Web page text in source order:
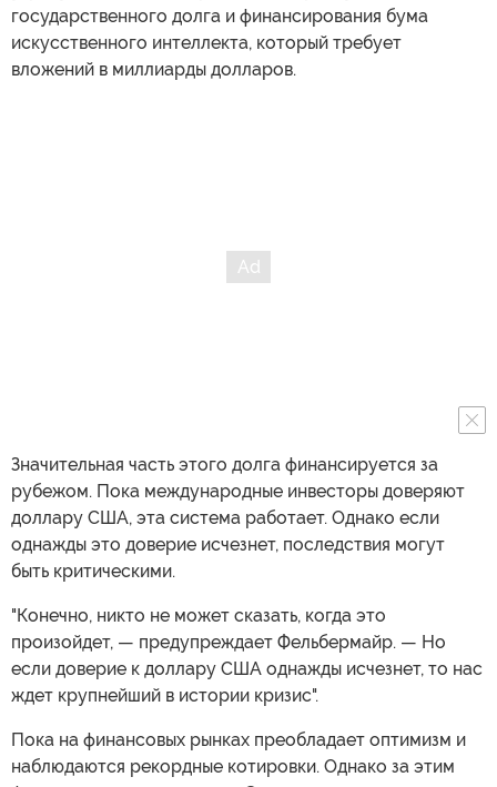
государственного долга и финансирования бума
искусственного интеллекта, который требует
вложений в миллиарды долларов.
Значительная часть этого долга финансируется за
рубежом. Пока международные инвесторы доверяют
доллару США, эта система работает. Однако если
однажды это доверие исчезнет, последствия могут
быть критическими.
"Конечно, никто не может сказать, когда это
произойдет, — предупреждает Фельбермайр. — Но
если доверие к доллару США однажды исчезнет, то нас
ждет крупнейший в истории кризис".
Пока на финансовых рынках преобладает оптимизм и
наблюдаются рекордные котировки. Однако за этим